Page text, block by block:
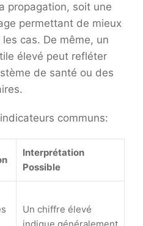
propagation, soit une
permettant de mieux
cas. De même, un
élevé peut refléter
de santé ou des
communs:
Interprétation
Possible
Un chiffre élevé